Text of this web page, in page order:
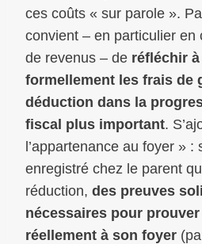
ces coûts « sur parole ».
convient – en particulier en
de revenus – de réfléchir
formellement les frais de
déduction dans la
fiscal plus important.
l’appartenance au foyer » :
enregistré chez le parent
réduction, des preuves
nécessaires pour
réellement à son foyer